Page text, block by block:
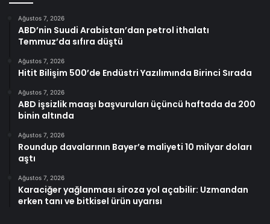
Ağustos 7, 2026
ABD’nin Suudi Arabistan’dan petrol ithalatı
Temmuz’da sıfıra düştü
Ağustos 7, 2026
Hitit Bilişim 500’de Endüstri Yazılımında Birinci Sırada
Ağustos 7, 2026
ABD işsizlik maaşı başvuruları üçüncü haftada da 200
binin altında
Ağustos 7, 2026
Roundup davalarının Bayer’e maliyeti 10 milyar doları
aştı
Ağustos 7, 2026
Karaciğer yağlanması siroza yol açabilir: Uzmandan
erken tanı ve bitkisel ürün uyarısı